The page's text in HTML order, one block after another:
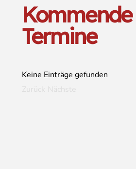
Kommende
Termine
Keine Einträge gefunden